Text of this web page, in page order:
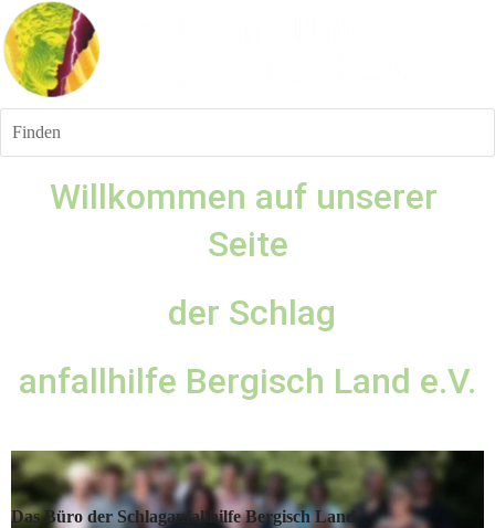
Finden
Willkommen auf unserer
Seite
der Schlag
anfallhilfe Bergisch Land e.V.
Das Büro der Schlaganfallhilfe Bergisch Land